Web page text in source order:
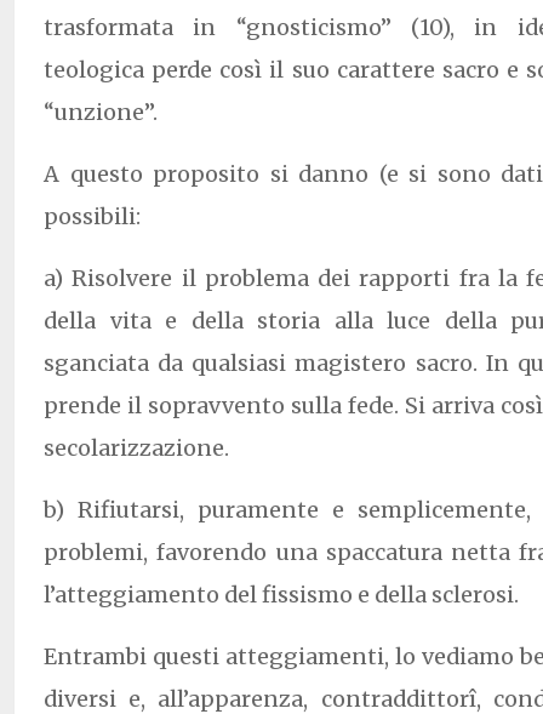
trasformata in “gnosticismo” (10), in
teologica perde così il suo carattere sacro e
“unzione”.
A questo proposito si danno (e si sono
possibili:
a) Risolvere il problema dei rapporti fra la
della vita e della storia alla luce della
sganciata da qualsiasi magistero sacro. In
prende il sopravvento sulla fede. Si arriva
secolarizzazione.
b) Rifiutarsi, puramente e
problemi, favorendo una spaccatura netta
l’atteggiamento del fissismo e della sclerosi.
Entrambi questi atteggiamenti, lo vediamo
diversi e, all’apparenza, contraddittorî,